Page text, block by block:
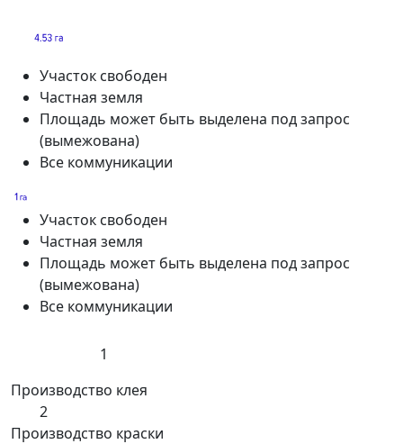
Участок свободен
Частная земля
Площадь может быть выделена под запрос
(вымежована)
Все коммуникации
Участок свободен
Частная земля
Площадь может быть выделена под запрос
(вымежована)
Все коммуникации
1
Производство клея
2
Производство краски